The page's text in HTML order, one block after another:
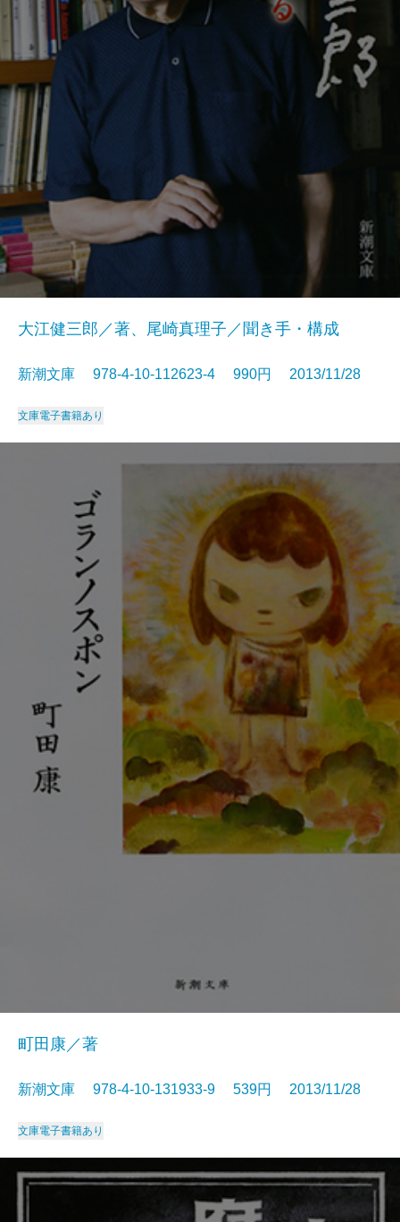
大江健三郎／著、尾崎真理子／聞き手・構成
新潮文庫 978-4-10-112623-4 990円 2013/11/28
文庫電子書籍あり
町田康／著
新潮文庫 978-4-10-131933-9 539円 2013/11/28
文庫電子書籍あり